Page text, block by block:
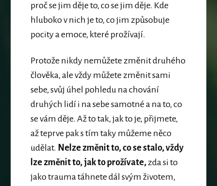
proč se jim děje to, co se jim děje. Kde
hluboko v nich je to, co jim způsobuje
pocity a emoce, které prožívají.
Protože nikdy nemůžete změnit druhého
člověka, ale vždy můžete změnit sami
sebe, svůj úhel pohledu na chování
druhých lidí i na sebe samotné a na to, co
se vám děje. Až to tak, jak to je, přijmete,
až teprve pak s tím taky můžeme něco
udělat. Nelze změnit to, co se stalo, vždy
lze změnit to, jak to prožívate, zda si to
jako trauma táhnete dál svým životem,